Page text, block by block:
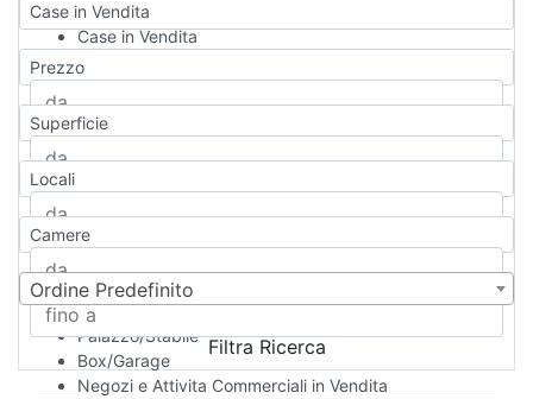
Case in Vendita
Case in Vendita
Qualsiasi
Appartamento
Casa indipendente
Casa Semi-indipendente
Attico/Mansarda
Rustico/Casale
Camera d'Albergo
Multiproprietà
Palazzo/Stabile
Box/Garage
Negozi e Attivita Commerciali in Vendita
Prezzo
Superficie
Locali
Camere
Ordine Predefinito
Filtra Ricerca